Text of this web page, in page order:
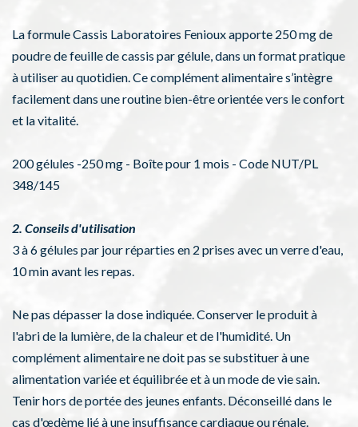
La formule Cassis Laboratoires Fenioux apporte 250 mg de
poudre de feuille de cassis par gélule, dans un format pratique
à utiliser au quotidien. Ce complément alimentaire s’intègre
facilement dans une routine bien-être orientée vers le confort
et la vitalité.
200 gélules -250 mg - Boîte pour 1 mois - Code NUT/PL
348/145
2. Conseils d'utilisation
3 à 6 gélules par jour réparties en 2 prises avec un verre d'eau,
10 min avant les repas.
Ne pas dépasser la dose indiquée. Conserver le produit à
l'abri de la lumière, de la chaleur et de l'humidité. Un
complément alimentaire ne doit pas se substituer à une
alimentation variée et équilibrée et à un mode de vie sain.
Tenir hors de portée des jeunes enfants. Déconseillé dans le
cas d'œdème lié à une insuffisance cardiaque ou rénale.